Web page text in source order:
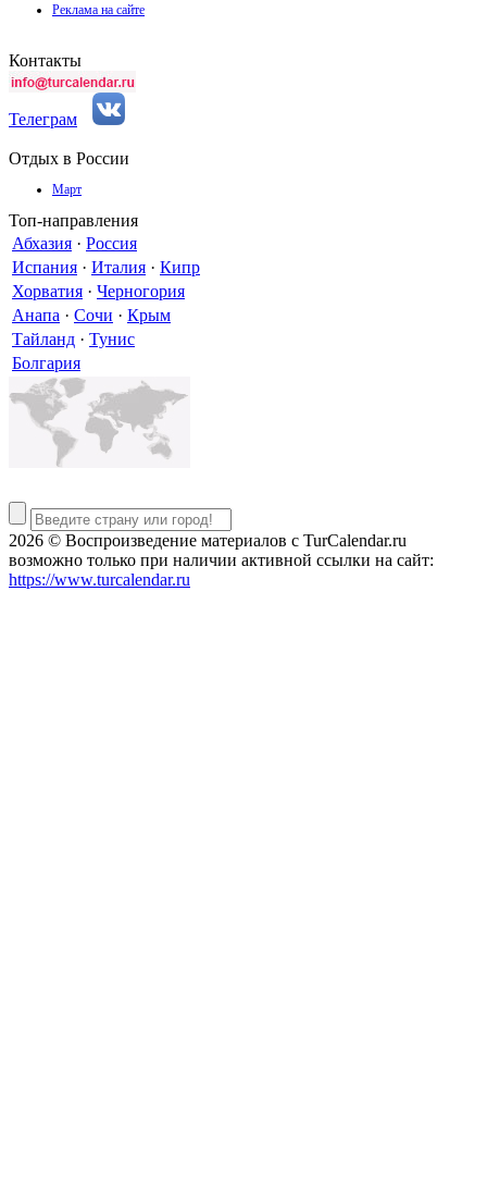
Реклама на сайте
Контакты
Телеграм
Отдых в России
Март
Топ-направления
Абхазия · Россия
Испания · Италия · Кипр
Хорватия · Черногория
Анапа · Сочи · Крым
Тайланд · Тунис
Болгария
2026 © Воспроизведение материалов c TurCalendar.ru
возможно только при наличии активной ссылки на сайт:
https://www.turcalendar.ru